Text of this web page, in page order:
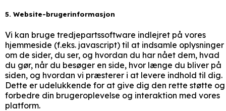
5. Website-brugerinformasjon
Vi kan bruge tredjepartssoftware indlejret på vores
hjemmeside (f.eks. javascript) til at indsamle oplysninger
om de sider, du ser, og hvordan du har nået dem, hvad
du gør, når du besøger en side, hvor længe du bliver på
siden, og hvordan vi præsterer i at levere indhold til dig.
Dette er udelukkende for at give dig den rette støtte og
forbedre din brugeroplevelse og interaktion med vores
platform.